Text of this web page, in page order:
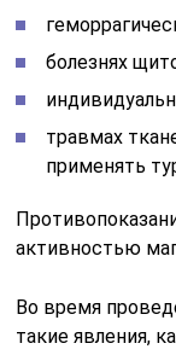
болезнях
травмах
применять
активностью
Во время
такие явления,